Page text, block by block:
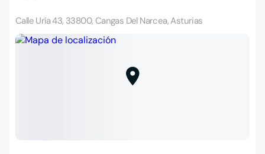
Calle Uría 43, 33800, Cangas Del Narcea, Asturias